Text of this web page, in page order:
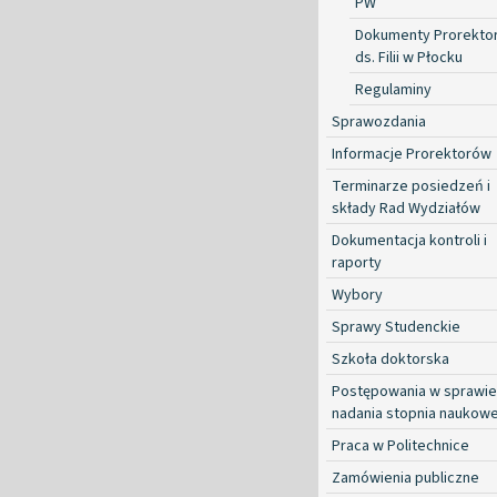
Dokumenty
ds. Filii w Płocku
Regulaminy
Sprawozdania
Informacje Prorektorów
Terminarze posiedzeń i
składy Rad Wydziałów
Dokumentacja kontroli i
raporty
Wybory
Sprawy Studenckie
Szkoła doktorska
Postępowania w sprawie
nadania stopnia
Praca w Politechnice
Zamówienia publiczne